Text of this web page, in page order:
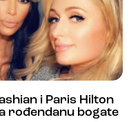
i Paris Hilton
rođendanu bogate